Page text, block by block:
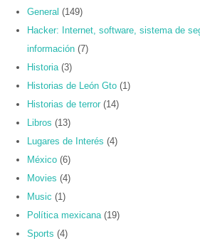
General (149)
Hacker: Internet, software, sistema de
información (7)
Historia (3)
Historias de León Gto (1)
Historias de terror (14)
Libros (13)
Lugares de Interés (4)
México (6)
Movies (4)
Music (1)
Política mexicana (19)
Sports (4)